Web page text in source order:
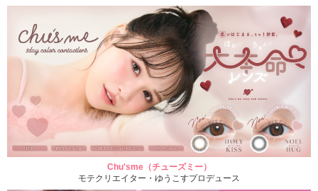
Chu'sme（チューズミー）
モテクリエイター・ゆうこすプロデュース